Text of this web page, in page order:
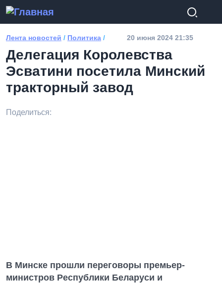
Перейти к основному содержанию
Лента новостей / Политика / 20 июня 2024 21:35
Делегация Королевства
Эсватини посетила Минский
тракторный завод
Поделиться:
В Минске прошли переговоры премьер-
министров Республики Беларуси и